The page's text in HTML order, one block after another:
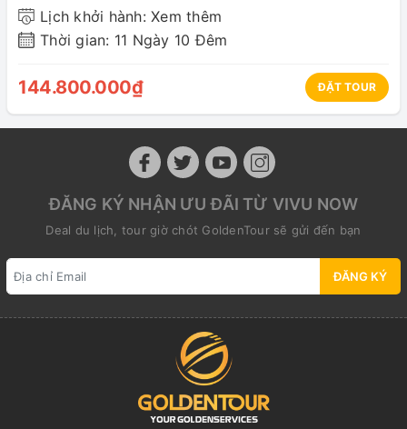
Lịch khởi hành: Xem thêm
Thời gian: 11 Ngày 10 Đêm
144.800.000₫ ĐẶT TOUR
ĐĂNG KÝ NHẬN ƯU ĐÃI TỪ VIVU NOW
Deal du lịch, tour giờ chót GoldenTour sẽ gửi đến bạn
ĐĂNG KÝ